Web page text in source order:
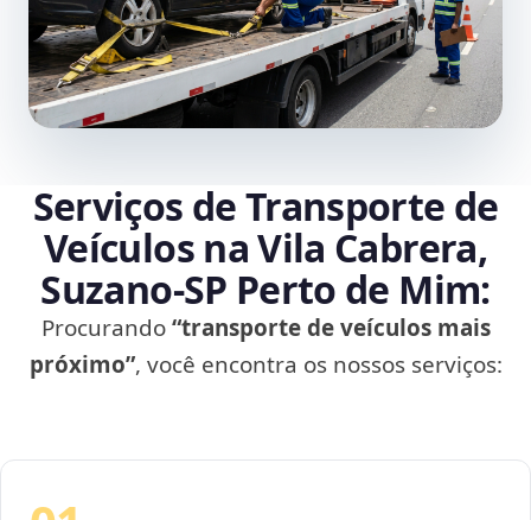
Serviços de Transporte de
Veículos na Vila Cabrera,
Suzano‑SP Perto de Mim:
Procurando“transporte de veículos mais
próximo”, você encontra os nossos serviços: